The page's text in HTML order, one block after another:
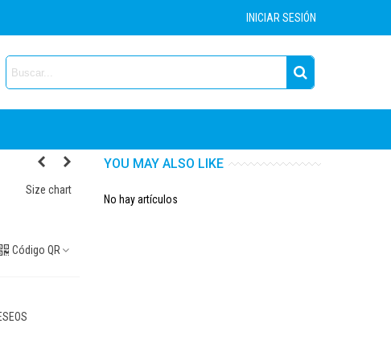
INICIAR SESIÓN
Size chart
Código QR
YOU MAY ALSO LIKE
No hay artículos